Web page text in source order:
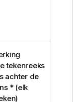
tekenreeks
achter de
* (elk